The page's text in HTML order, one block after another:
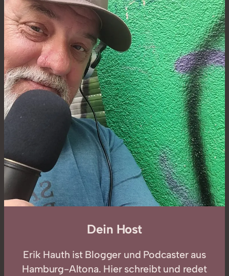
Dein Host
Erik Hauth ist Blogger und Podcaster aus
Hamburg-Altona. Hier schreibt und redet